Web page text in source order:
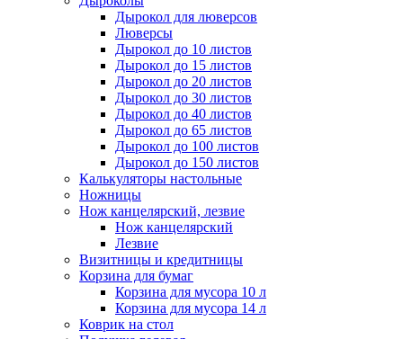
Дырокол для люверсов
Люверсы
Дырокол до 10 листов
Дырокол до 15 листов
Дырокол до 20 листов
Дырокол до 30 листов
Дырокол до 40 листов
Дырокол до 65 листов
Дырокол до 100 листов
Дырокол до 150 листов
Калькуляторы настольные
Ножницы
Нож канцелярский, лезвие
Нож канцелярский
Лезвие
Визитницы и кредитницы
Корзина для бумаг
Корзина для мусора 10 л
Корзина для мусора 14 л
Коврик на стол